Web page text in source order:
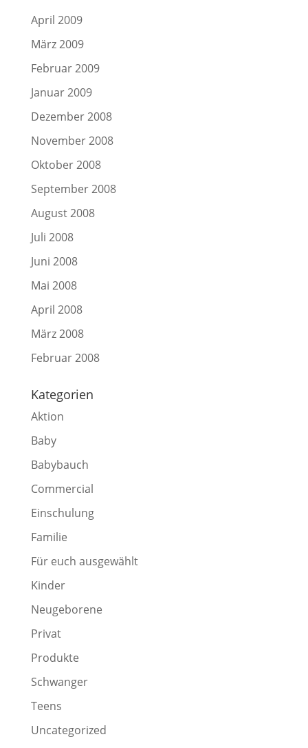
April 2009
März 2009
Februar 2009
Januar 2009
Dezember 2008
November 2008
Oktober 2008
September 2008
August 2008
Juli 2008
Juni 2008
Mai 2008
April 2008
März 2008
Februar 2008
Kategorien
Aktion
Baby
Babybauch
Commercial
Einschulung
Familie
Für euch ausgewählt
Kinder
Neugeborene
Privat
Produkte
Schwanger
Teens
Uncategorized